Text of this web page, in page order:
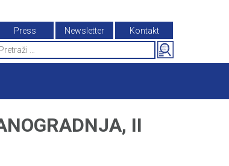
Press Newsletter
Kontakt
Search
for:
II